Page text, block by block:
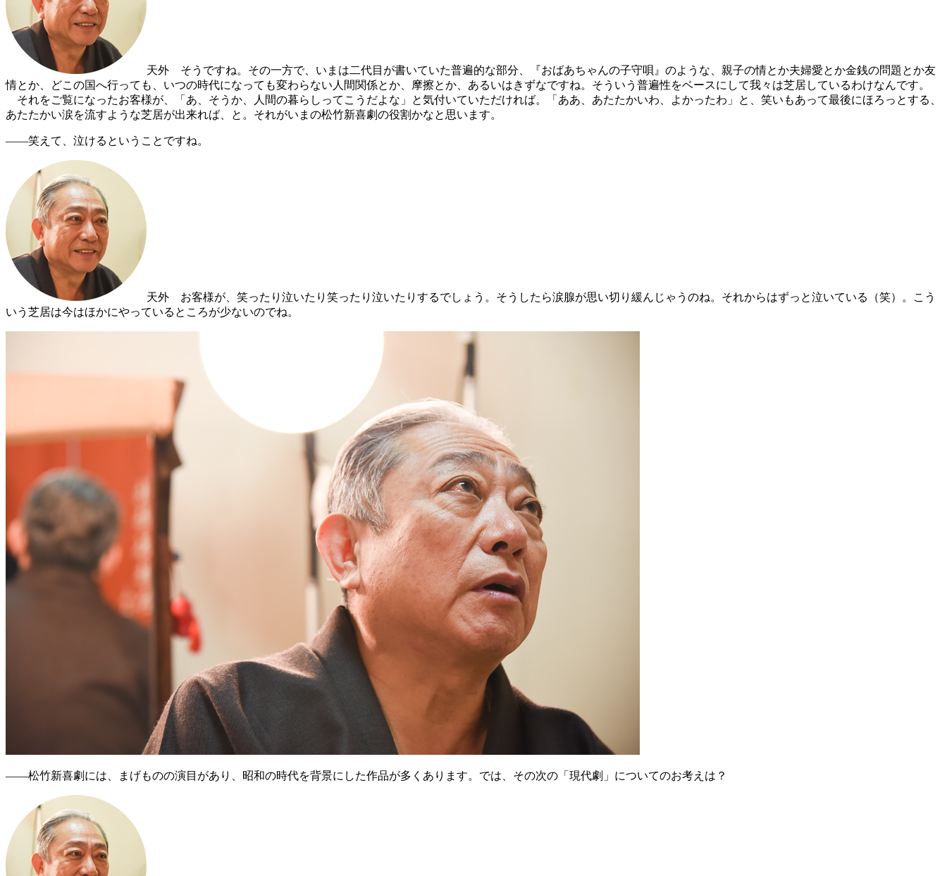
天外 そうですね。その一方で、いまは二代目が書いていた普遍的な部分、『おばあちゃんの子守唄』のような、親子の情とか夫婦愛とか金銭の問題とか友
情とか、どこの国へ行っても、いつの時代になっても変わらない人間関係とか、摩擦とか、あるいはきずなですね。そういう普遍性をベースにして我々は芝居しているわけなんです。
それをご覧になったお客様が、「あ、そうか、人間の暮らしってこうだよな」と気付いていただければ。「ああ、あたたかいわ、よかったわ」と、笑いもあって最後にほろっとする、
あたたかい涙を流すような芝居が出来れば、と。それがいまの松竹新喜劇の役割かなと思います。
――笑えて、泣けるということですね。
天外 お客様が、笑ったり泣いたり笑ったり泣いたりするでしょう。そうしたら涙腺が思い切り緩んじゃうのね。それからはずっと泣いている（笑）。こう
いう芝居は今はほかにやっているところが少ないのでね。
――松竹新喜劇には、まげものの演目があり、昭和の時代を背景にした作品が多くあります。では、その次の「現代劇」についてのお考えは？